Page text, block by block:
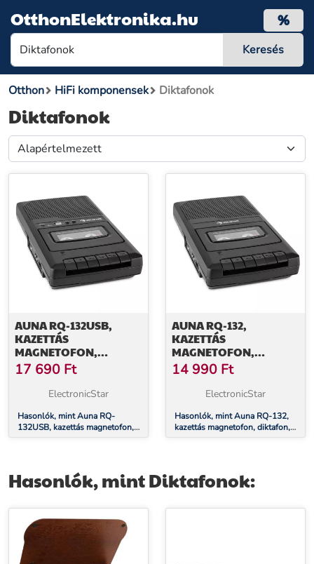
OtthonElektronika.hu %
Otthon HiFi komponensek Diktafonok
Diktafonok
AUNA RQ-132USB,
KAZETTÁS
MAGNETOFON,
DIKTAFON, KAZETTÁK,
MAGNÓ, MIKRO USB
17 690 Ft
ElectronicStar
Hasonlók, mint Auna RQ-
132USB, kazettás magnetofon,
diktafon, kazetták, magnó, mikro
AUNA RQ-132,
KAZETTÁS
MAGNETOFON,
DIKTAFON, KAZETTÁK,
MAGNÓ, MIKROFON
14 990 Ft
ElectronicStar
Hasonlók, mint Auna RQ-132,
kazettás magnetofon, diktafon,
kazetták, magnó, mikrofon
Hasonlók, mint Diktafonok: